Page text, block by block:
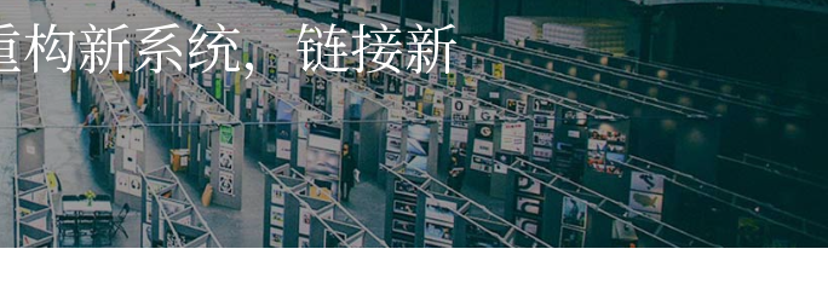
新系统，链接新